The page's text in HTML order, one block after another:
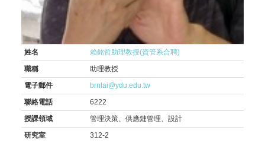
姓名
賴銘哲助理教授(資管系合聘)
職稱
助理教授
電子郵件
brnlai@ydu.edu.tw
聯絡電話
6222
授課領域
管理決策、供應鏈管理、設計
研究室
312-2